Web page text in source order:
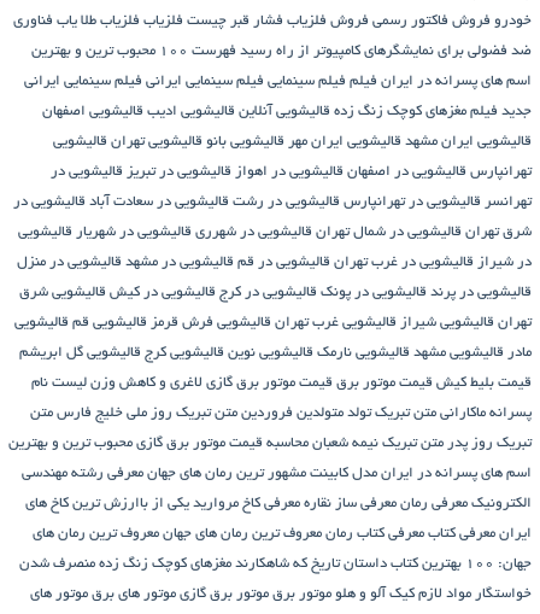
خودرو فروش فاکتور رسمی فروش فلزیاب فشار قبر چیست فلزیاب فلزیاب طلا یاب فناوری
ضد فضولی برای نمایشگرهای کامپیوتر از راه رسید
فهرست ۱۰۰ محبوب ترین و بهترین
اسم های پسرانه در ایران فیلم فیلم سینمایی فیلم سینمایی ایرانی فیلم سینمایی ایرانی
جدید فیلم مغزهای کوچک زنگ زده قالیشویی آنلاین قالیشویی ادیب قالیشویی اصفهان
قالیشویی ایران مشهد قالیشویی ایران مهر قالیشویی بانو قالیشویی تهران قالیشویی
تهرانپارس قالیشویی در اصفهان قالیشویی در اهواز قالیشویی در تبریز قالیشویی در
تهرانسر قالیشویی در تهرانپارس قالیشویی در رشت قالیشویی در سعادت آباد قالیشویی در
شرق تهران قالیشویی در شمال تهران قالیشویی در شهرری قالیشویی در شهریار قالیشویی
در شیراز قالیشویی در غرب تهران قالیشویی در قم قالیشویی در مشهد قالیشویی در منزل
قالیشویی در پرند قالیشویی در پونک قالیشویی در کرج قالیشویی در کیش قالیشویی شرق
تهران قالیشویی شیراز قالیشویی غرب تهران قالیشویی فرش قرمز قالیشویی قم قالیشویی
مادر قالیشویی مشهد قالیشویی نارمک قالیشویی نوین قالیشویی کرج قالیشویی گل ابریشم
قیمت بلیط کیش قیمت موتور برق قیمت موتور برق گازی لاغری و کاهش وزن لیست نام
پسرانه ماکارانی متن تبریک تولد متولدین فروردین متن تبریک روز ملی خلیج فارس متن
تبریک روز پدر متن تبریک نیمه شعبان محاسبه قیمت موتور برق گازی محبوب ترین و بهترین
اسم های پسرانه در ایران مدل کابینت مشهور ترین رمان های جهان معرفی رشته مهندسی
الکترونیک معرفی رمان معرفی ساز نقاره معرفی کاخ مروارید یکی از باارزش ترین کاخ های
ایران معرفی کتاب معرفی کتاب رمان معروف ترین رمان های جهان معروف ترین رمان های
جهان: ۱۰۰ بهترین کتاب داستان تاریخ که شاهکارند
مغزهای کوچک زنگ زده منصرف شدن
خواستگار مواد لازم کیک آلو و هلو موتور برق موتور برق گازی موتور های برق موتور های